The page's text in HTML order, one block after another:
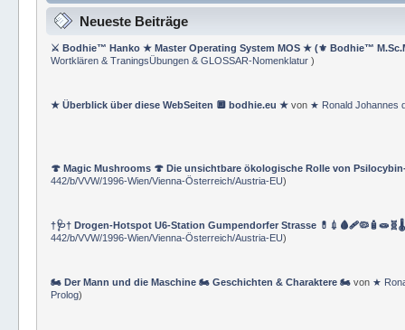
Neueste Beiträge
⚔ Bodhie™ Hanko ★ Master Operating System MOS ★ (⚜ Bodhie™
Wortklären & TraningsÜbungen & GLOSSAR-Nomenklatur)
★ Überblick über diese WebSeiten 🔲 bodhie.eu ★ von ★ Ronald Johannes
🍄 Magic Mushrooms 🍄 Die unsichtbare ökologische Rolle von
442/b/VVW/1996-Wien/Vienna-Österreich/Austria-EU)
†🩺† Drogen-Hotspot U6-Station Gumpendorfer Strasse
442/b/VVW/1996-Wien/Vienna-Österreich/Austria-EU)
🏍 Der Mann und die Maschine 🏍 Geschichten & Charaktere 🏍 von ★
Prolog)